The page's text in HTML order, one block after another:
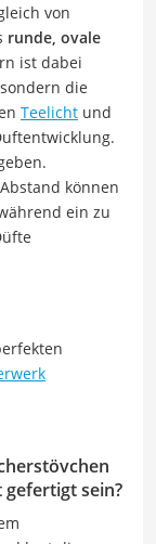
von
runde, ovale
ist dabei
die
Teelicht und
können
ein zu
sein?